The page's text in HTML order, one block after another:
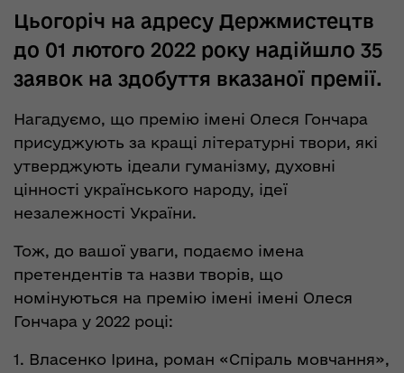
Цьогоріч на адресу Держмистецтв
до 01 лютого 2022 року надійшло 35
заявок на здобуття вказаної премії.
Нагадуємо, що премію імені Олеся Гончара
присуджують за кращі літературні твори, які
утверджують ідеали гуманізму, духовні
цінності українського народу, ідеї
незалежності України.
Тож, до вашої уваги, подаємо імена
претендентів та назви творів, що
номінуються на премію імені імені Олеся
Гончара у 2022 році:
1. Власенко Ірина, роман «Спіраль мовчання»,